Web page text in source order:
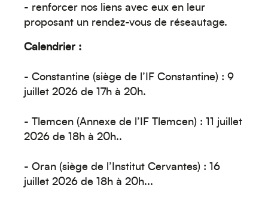
- renforcer nos liens avec eux en leur
proposant un rendez-vous de réseautage.
Calendrier :
- Constantine (siège de l’IF Constantine) : 9
juillet 2026 de 17h à 20h.
- Tlemcen (Annexe de l’IF Tlemcen) : 11 juillet
2026 de 18h à 20h..
- Oran (siège de l’Institut Cervantes) : 16
juillet 2026 de 18h à 20h...